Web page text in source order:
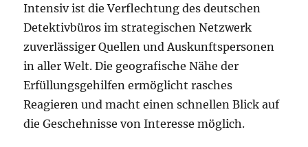
Intensiv ist die Verflechtung des deutschen
Detektivbüros im strategischen Netzwerk
zuverlässiger Quellen und Auskunftspersonen
in aller Welt. Die geografische Nähe der
Erfüllungsgehilfen ermöglicht rasches
Reagieren und macht einen schnellen Blick auf
die Geschehnisse von Interesse möglich.